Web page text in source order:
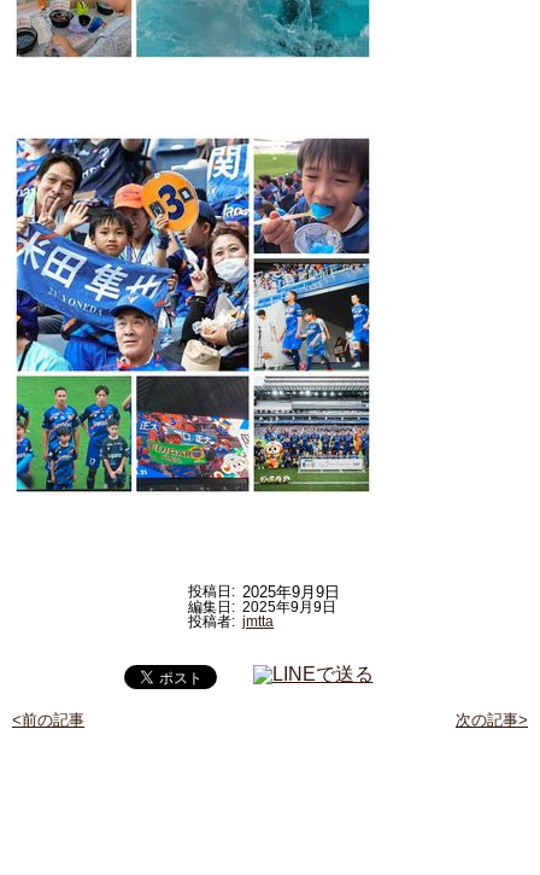
投稿日: 2025年9月9日
編集日: 2025年9月9日
投稿者: jmtta
<前の記事 次の記事>